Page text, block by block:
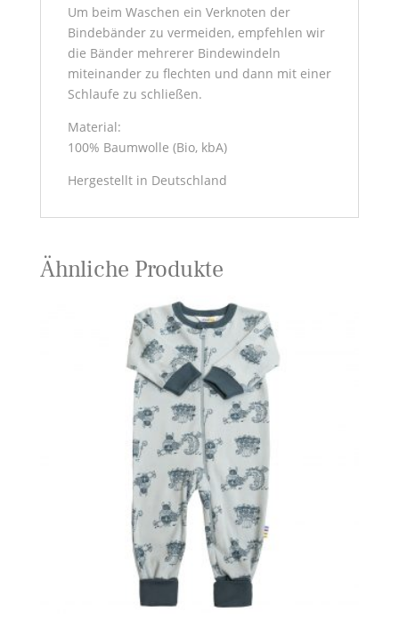
Um beim Waschen ein Verknoten der
Bindebänder zu vermeiden, empfehlen wir
die Bänder mehrerer Bindewindeln
miteinander zu flechten und dann mit einer
Schlaufe zu schließen.
Material:
100% Baumwolle (Bio, kbA)
Hergestellt in Deutschland
Ähnliche Produkte